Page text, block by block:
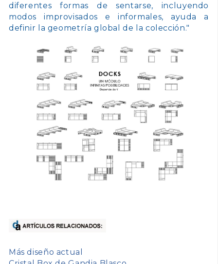
diferentes formas de sentarse, incluyendo
modos improvisados e informales, ayuda a
definir la geometría global de la colección."
Más diseño actual